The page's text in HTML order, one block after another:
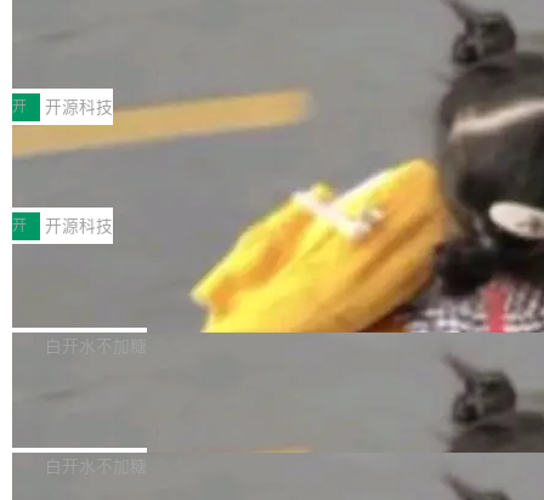
不完。」5T 来自免费额度，3T 来自 Go...
ve JH71XX 的设备，例如 VisionFive 2、PINE
64 STAR64，以及 QEMU。 增强了对 POSIX.1
-2024 和 C23 编程接口标准的兼容性。 compat
_linux(8) 增强了对 Linux 系统调用的支持，包
括 epoll（围绕 kqueue 实现）、POSIX 消息队
列、...
案
享会在上海举办。鸿蒙生态的全场景智慧营销平
台鲸鸿动能协同华为游戏中心，面向游戏行业开
发者及生态伙伴，系统呈现了平台在游戏领域的
完整能力版图——从IAP高价值用户的全周期经
营、到IAA游戏的“买变一体”正循环、再到联运与
广告协同的全链路经营闭环，以及面向全球市场
的出海增长布局。 华为终端云业务商业化销售负
责人在开场致辞中表示，游戏开发者的核心诉求
已不再是“多一个投放渠道”，而是一套能够持续
高质量游戏...
开 开源科技
技嘉X3D系列再添新成员 B850 AORU
面向AMD Ryzen X3D处理器玩家，技嘉X3D系
列主板阵容迎来新成员——B850 AORUS ELITE
X3D。作为面向主流高性能平台打造的全新主板
产品，B850 AORUS ELITE X3D延续技嘉在X3
D平台优化上的技术积累，旨在为游戏玩家带来
更稳定、更高效的装机选择。 B850 AORUS ELI
式2.0，可根据不同使用场景释放处理器潜力，
开 开源科技
Zadig v5.0 发布：AI 发布专员与 AI 审
我们团队这几天最大的卡点不是 AI 写得不够
好，是 AI 写得太好了。 好到审查排期从两天的
过 1528 名开发者，85% 说 AI 把瓶颈从写代码
白开水不加糖
数据库，有一个图形后端。作为一个原生的 Gra
白开水不加糖